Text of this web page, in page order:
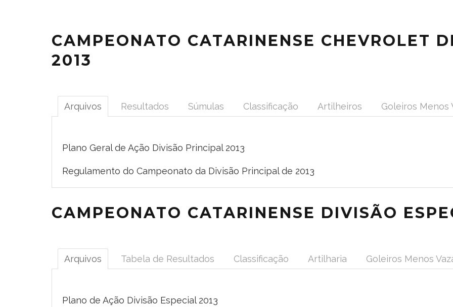
CAMPEONATO CATARINENSE CHEVROLET
2013
Arquivos Resultados Súmulas Classificação Artilheiros Goleiros Menos
Plano Geral de Ação Divisão Principal 2013
Regulamento do Campeonato da Divisão Principal de 2013
CAMPEONATO CATARINENSE DIVISÃO
Arquivos Tabela de Resultados Classificação Artilharia Goleiros Menos
Plano de Ação Divisão Especial 2013